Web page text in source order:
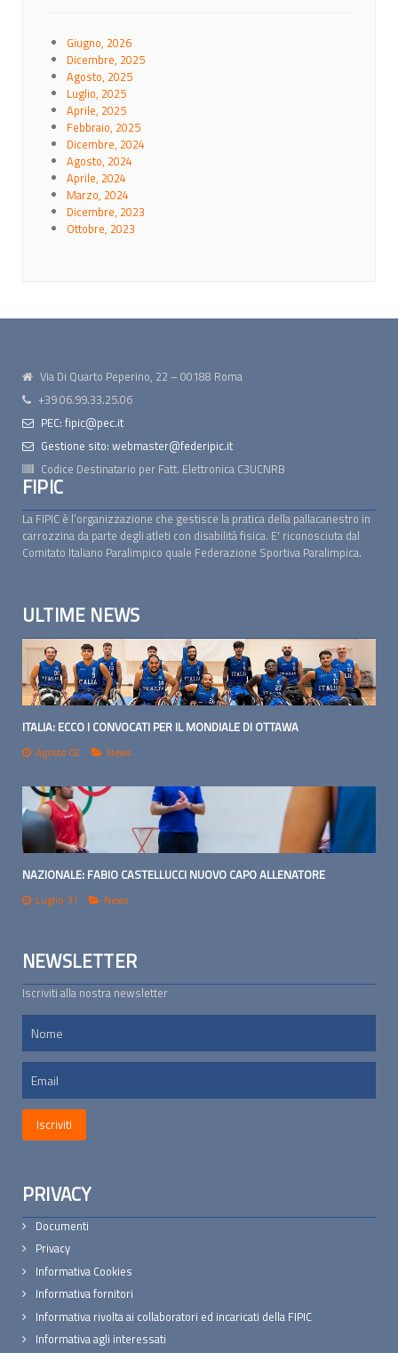
Giugno, 2026
Dicembre, 2025
Agosto, 2025
Luglio, 2025
Aprile, 2025
Febbraio, 2025
Dicembre, 2024
Agosto, 2024
Aprile, 2024
Marzo, 2024
Dicembre, 2023
Ottobre, 2023
Via Di Quarto Peperino, 22 – 00188 Roma
+39 06.99.33.25.06
PEC: fipic@pec.it
Gestione sito: webmaster@federipic.it
Codice Destinatario per Fatt. Elettronica C3UCNRB
FIPIC
La FIPIC è l’organizzazione che gestisce la pratica della pallacanestro in
carrozzina da parte degli atleti con disabilità fisica. E' riconosciuta dal
Comitato Italiano Paralimpico quale Federazione Sportiva Paralimpica.
ULTIME NEWS
ITALIA: ECCO I CONVOCATI PER IL MONDIALE DI OTTAWA
Agosto 02 News
NAZIONALE: FABIO CASTELLUCCI NUOVO CAPO ALLENATORE
Luglio 31 News
NEWSLETTER
Iscriviti alla nostra newsletter
PRIVACY
Documenti
Privacy
Informativa Cookies
Informativa fornitori
Informativa rivolta ai collaboratori ed incaricati della FIPIC
Informativa agli interessati